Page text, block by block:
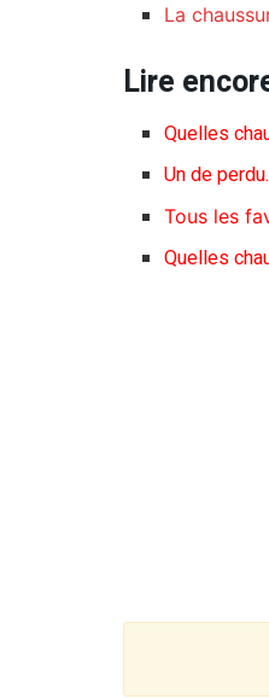
La
Lire
Quelles
Un de
Tous les
Quelles